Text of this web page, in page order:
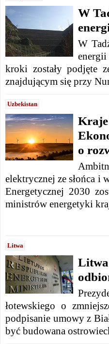
W
W
kroki zostały podjęte
znajdującym się przy
Uzbekistan
Kraje
o
elektrycznej ze słońca i
Energetycznej 2030
ministrów energetyki
Litwa
Litwa
łotewskiego o
podpisanie umowy z
być budowana